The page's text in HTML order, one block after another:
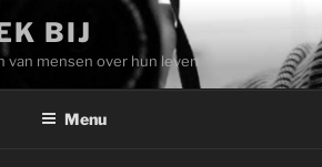
BIJ
van mensen over hun leven
Menu